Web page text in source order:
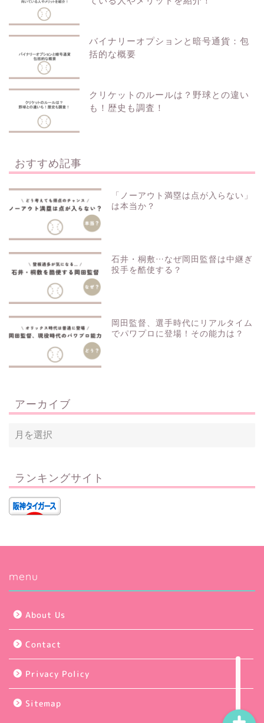
バイナリーオプションと暗号通貨：包
括的な概要
クリケットのルールは？野球との違い
も！歴史も調査！
おすすめ記事
「ノーアウト満塁は点が入らない」
は本当か？
石井・桐敷…なぜ岡田監督は中継ぎ
投手を酷使する？
岡田監督、選手時代にリアルタイム
でパワプロに登場！その能力は？
アーカイブ
ランキングサイト
menu
About Us
Contact
Privacy Policy
Sitemap
About Us
Sitemap